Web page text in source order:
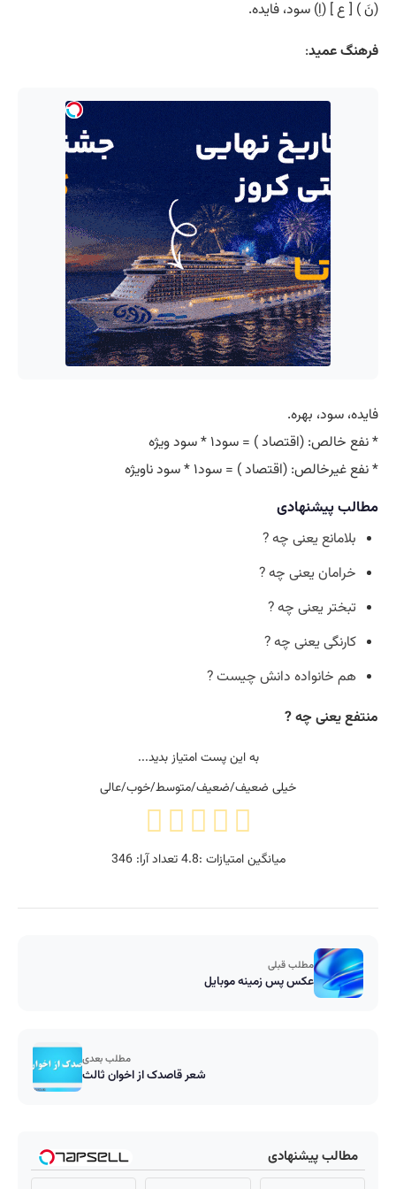
(نَ ) [ ع ] (اِ) سود، فایده.
فرهنگ عمید:
فایده، سود، بهره.
* نفع خالص: (اقتصاد ) = سود۱ * سود ویژه
* نفع غیرخالص: (اقتصاد ) = سود۱ * سود ناویژه
مطالب پیشنهادی
بلامانع یعنی چه ?
خرامان یعنی چه ?
تبختر یعنی چه ?
کارنگی یعنی چه ?
هم خانواده دانش چیست ?
منتفع یعنی چه ?
به این پست امتیاز بدید...
خیلی ضعیف/ضعیف/متوسط/خوب/عالی
میانگین امتیازات :4.8تعداد آرا:346
مطلب قبلی
عکس پس زمینه موبایل
مطلب بعدی
شعر قاصدک از اخوان ثالث
مطالب پیشنهادی